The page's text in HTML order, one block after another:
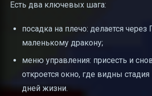
Есть два ключевых шага:
посадка на плечо: делается
маленькому дракону;
меню управления: присесть и
откроется окно, где видны стадия
дней жизни.